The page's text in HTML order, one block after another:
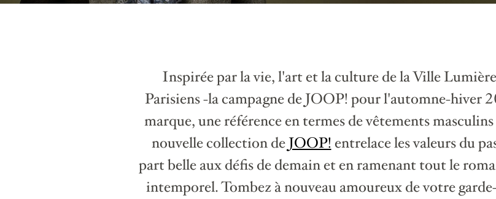
Inspirée par la vie, l'art et la culture de la Ville
Parisiens -la campagne de JOOP! pour l'automne-hiver
marque, une référence en termes de vêtements
nouvelle collection deJOOP! entrelace les valeurs du
part belle aux défis de demain et en ramenant tout le
intemporel. Tombez à nouveau amoureux de votre